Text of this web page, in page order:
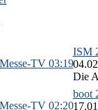
03:19
ISM
Die
02:20
boot